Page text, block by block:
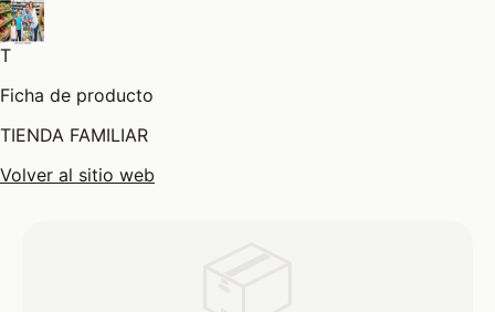
T
Ficha de producto
TIENDA FAMILIAR
Volver al sitio web